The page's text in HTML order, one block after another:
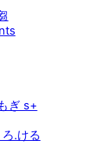
ぎ s+
.ける